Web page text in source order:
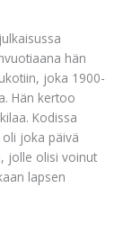
hän
joka 1900-
Hän kertoo
Kodissa
joka päivä
jolle olisi voinut
lapsen